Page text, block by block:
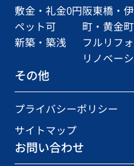
敷金・礼金0円
ペット可
新築・築浅
阪東橋・
町・黄金
フルリフ
リノベー
その他
プライバシーポリシー
サイトマップ
お問い合わせ